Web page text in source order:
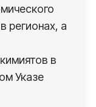
регионах, а
в
Указе